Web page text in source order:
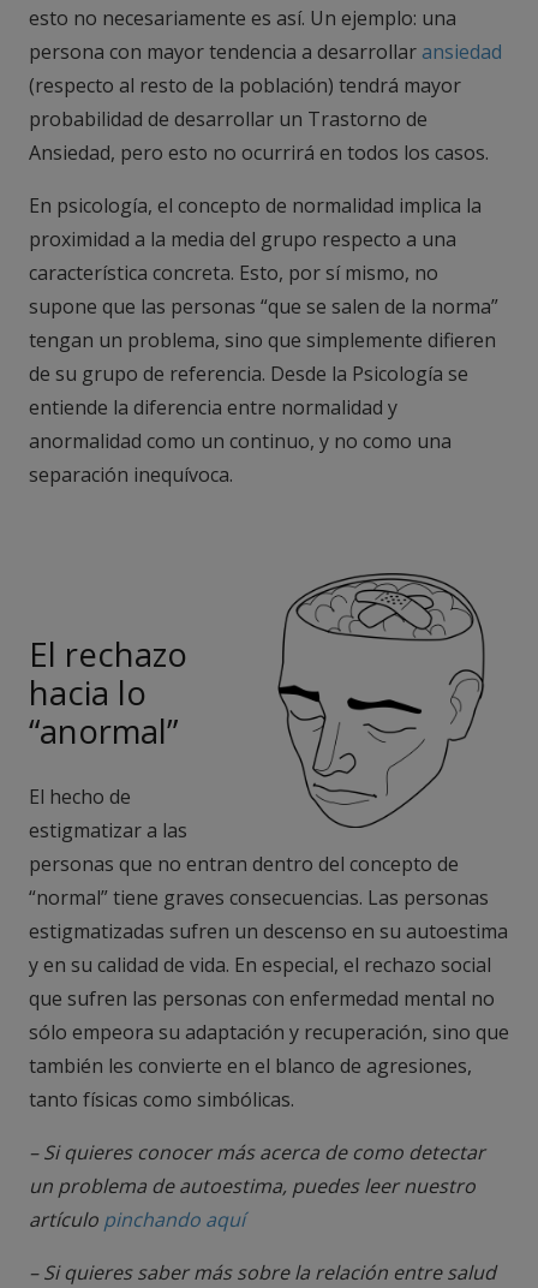
esto no necesariamente es así. Un ejemplo: una
persona con mayor tendencia a desarrollar ansiedad
(respecto al resto de la población) tendrá mayor
probabilidad de desarrollar un Trastorno de
Ansiedad, pero esto no ocurrirá en todos los casos.
En psicología, el concepto de normalidad implica la
proximidad a la media del grupo respecto a una
característica concreta. Esto, por sí mismo, no
supone que las personas “que se salen de la norma”
tengan un problema, sino que simplemente difieren
de su grupo de referencia. Desde la Psicología se
entiende la diferencia entre normalidad y
anormalidad como un continuo, y no como una
separación inequívoca.
El rechazo
hacia lo
“anormal”
El hecho de
estigmatizar a las
personas que no entran dentro del concepto de
“normal” tiene graves consecuencias. Las personas
estigmatizadas sufren un descenso en su autoestima
y en su calidad de vida. En especial, el rechazo social
que sufren las personas con enfermedad mental no
sólo empeora su adaptación y recuperación, sino que
también les convierte en el blanco de agresiones,
tanto físicas como simbólicas.
– Si quieres conocer más acerca de como detectar
un problema de autoestima, puedes leer nuestro
artículo pinchando aquí
– Si quieres saber más sobre la relación entre salud